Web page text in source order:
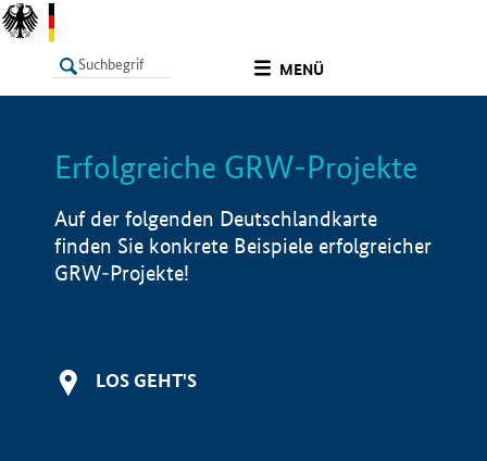
MENÜ
LISTE Info
Erfolgreiche GRW-Projekte
Auf der folgenden Deutschlandkarte
finden Sie konkrete Beispiele erfolgreicher
GRW-Projekte!
LOS GEHT'S